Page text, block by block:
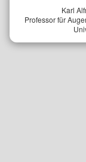
Karl
Professor für